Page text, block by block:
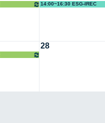
14:00~16:30 ESG-IREC
28